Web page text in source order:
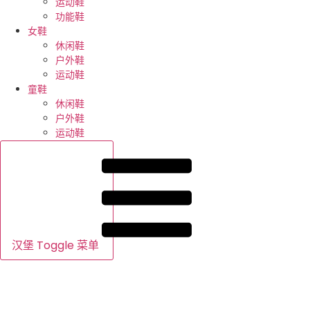
功能鞋
女鞋
休闲鞋
户外鞋
运动鞋
童鞋
休闲鞋
户外鞋
运动鞋
汉堡 Toggle 菜单